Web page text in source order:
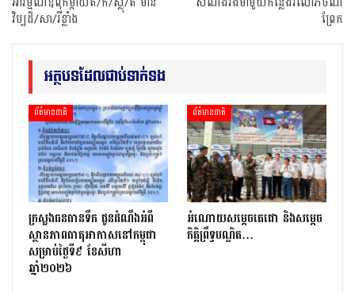
វិប្បដិ/សា/រីខ្លាំង ព្រែក
អត្ថបទដែលជាប់ទាក់ទង
ព័ត៌មានជាតិ
ក្រសួងធនធានទឹក ជូនដំណឹងអំពី
ស្ថានភាពធាតុអាកាសនៅកម្ពុជា
សម្រាប់ថ្ងៃទី៩ ខែសីហា
ឆ្នាំ២០២៦
ព័ត៌មានជាតិ
អំណោយសម្តេចតេជោ និងសម្តេច
កិត្តិព្រឹទ្ធបណ្ឌិត…